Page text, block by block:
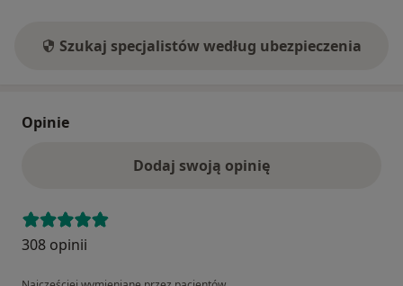
Szukaj specjalistów według ubezpieczenia
Opinie
Dodaj swoją opinię
308 opinii